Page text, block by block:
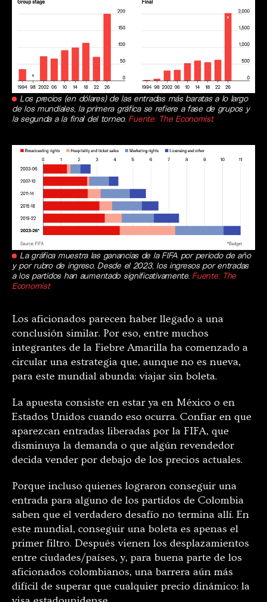
Los precios (en dólares) de las entradas más baratas a lo largo
de los mundiales, la primera gráfica se refiere a fase de grupos y
la segunda a la final del torneo. Fuente: The Economist
La gráfica muestra las ganancias de la FIFA por periodo de año
y por rubro de ingreso. Desde el 2023, los ingresos por entradas
a los partidos han aumentado significativamente. Fuente: The
Economist
Los aficionados parecen haber llegado a una
conclusión similar. Por eso, entre muchos
integrantes de la Fiebre Amarilla ha comenzado a
circular una estrategia que, aunque no es nueva,
para este mundial abunda: viajar sin boleta.
La apuesta consiste en estar ya en México o en
Estados Unidos cuando eso ocurra. Confiar en que
aparezcan entradas liberadas por la FIFA, que
disminuya la demanda o que algún revendedor
decida vender por debajo de los precios actuales.
Porque incluso quienes lograron conseguir una
entrada para alguno de los partidos de Colombia
saben que el verdadero desafío no termina allí. En
este mundial, conseguir una boleta es apenas el
primer filtro. Después vienen los desplazamientos
entre ciudades/países, y, para buena parte de los
aficionados colombianos, una barrera aún más
difícil de superar que cualquier precio dinámico: la